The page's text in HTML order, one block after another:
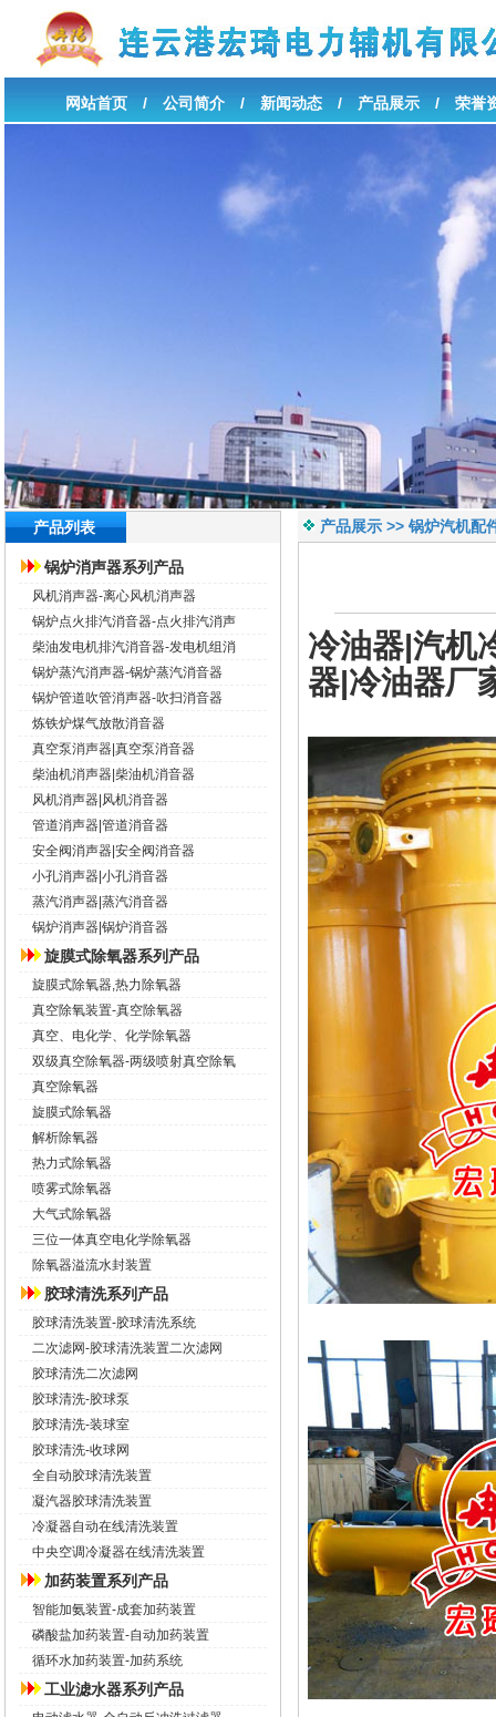
网站首页 / 公司简介 / 新闻动态 / 产品展示 / 荣誉
产品列表
锅炉消声器系列产品
风机消声器-离心风机消声器
锅炉点火排汽消音器-点火排汽消声
柴油发电机排汽消音器-发电机组消
锅炉蒸汽消声器-锅炉蒸汽消音器
锅炉管道吹管消声器-吹扫消音器
炼铁炉煤气放散消音器
真空泵消声器|真空泵消音器
柴油机消声器|柴油机消音器
风机消声器|风机消音器
管道消声器|管道消音器
安全阀消声器|安全阀消音器
小孔消声器|小孔消音器
蒸汽消声器|蒸汽消音器
锅炉消声器|锅炉消音器
旋膜式除氧器系列产品
旋膜式除氧器,热力除氧器
真空除氧装置-真空除氧器
真空、电化学、化学除氧器
双级真空除氧器-两级喷射真空除氧
真空除氧器
旋膜式除氧器
解析除氧器
热力式除氧器
喷雾式除氧器
大气式除氧器
三位一体真空电化学除氧器
除氧器溢流水封装置
胶球清洗系列产品
胶球清洗装置-胶球清洗系统
二次滤网-胶球清洗装置二次滤网
胶球清洗二次滤网
胶球清洗-胶球泵
胶球清洗-装球室
胶球清洗-收球网
全自动胶球清洗装置
凝汽器胶球清洗装置
冷凝器自动在线清洗装置
中央空调冷凝器在线清洗装置
加药装置系列产品
智能加氨装置-成套加药装置
磷酸盐加药装置-自动加药装置
循环水加药装置-加药系统
工业滤水器系列产品
产品展示 >> 锅炉汽机配
冷油器|汽机
器|冷油器厂